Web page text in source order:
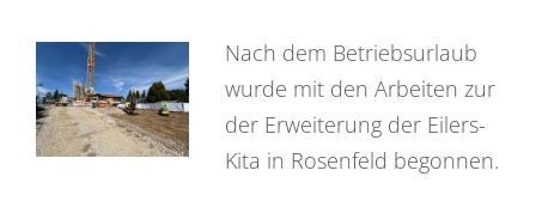
Nach dem Betriebsurlaub
wurde mit den Arbeiten zur
der Erweiterung der Eilers-
Kita in Rosenfeld begonnen.